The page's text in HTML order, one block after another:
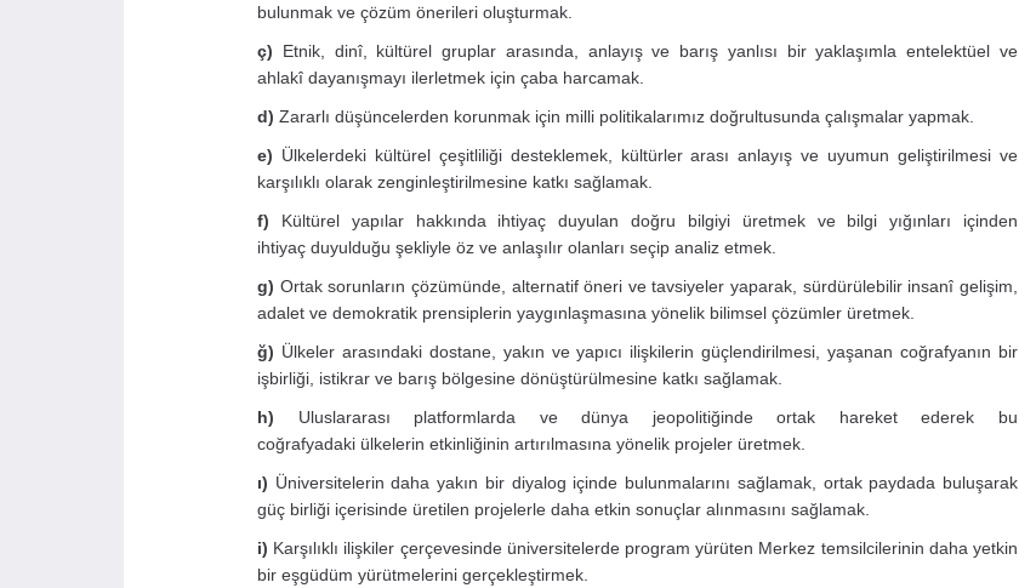
bulunmak ve çözüm önerileri oluşturmak.
ç) Etnik, dinî, kültürel gruplar arasında, anlayış ve barış yanlısı bir yaklaşımla entelektüel ve
ahlakî dayanışmayı ilerletmek için çaba harcamak.
d) Zararlı düşüncelerden korunmak için milli politikalarımız doğrultusunda çalışmalar yapmak.
e) Ülkelerdeki kültürel çeşitliliği desteklemek, kültürler arası anlayış ve uyumun geliştirilmesi ve
karşılıklı olarak zenginleştirilmesine katkı sağlamak.
f) Kültürel yapılar hakkında ihtiyaç duyulan doğru bilgiyi üretmek ve bilgi yığınları içinden
ihtiyaç duyulduğu şekliyle öz ve anlaşılır olanları seçip analiz etmek.
g) Ortak sorunların çözümünde, alternatif öneri ve tavsiyeler yaparak, sürdürülebilir insanî gelişim,
adalet ve demokratik prensiplerin yaygınlaşmasına yönelik bilimsel çözümler üretmek.
ğ) Ülkeler arasındaki dostane, yakın ve yapıcı ilişkilerin güçlendirilmesi, yaşanan coğrafyanın bir
işbirliği, istikrar ve barış bölgesine dönüştürülmesine katkı sağlamak.
h) Uluslararası platformlarda ve dünya jeopolitiğinde ortak hareket ederek bu
coğrafyadaki ülkelerin etkinliğinin artırılmasına yönelik projeler üretmek.
ı) Üniversitelerin daha yakın bir diyalog içinde bulunmalarını sağlamak, ortak paydada buluşarak
güç birliği içerisinde üretilen projelerle daha etkin sonuçlar alınmasını sağlamak.
i) Karşılıklı ilişkiler çerçevesinde üniversitelerde program yürüten Merkez temsilcilerinin daha yetkin
bir eşgüdüm yürütmelerini gerçekleştirmek.